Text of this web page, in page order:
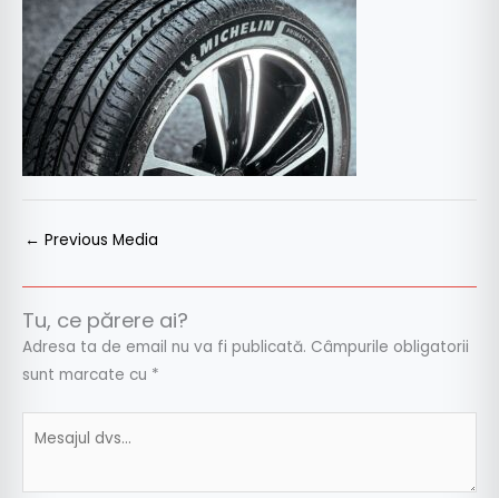
← Previous Media
Tu, ce părere ai?
Adresa ta de email nu va fi publicată. Câmpurile obligatorii
sunt marcate cu *